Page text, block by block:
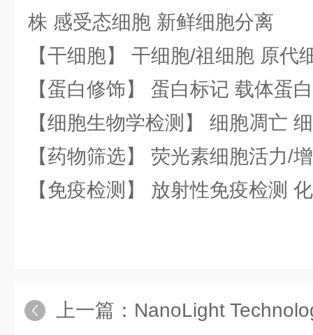
株 感受态细胞 新鲜细胞分离
【干细胞】 干细胞/祖细胞 原代
【蛋白修饰】 蛋白标记 载体蛋
【细胞生物学检测】 细胞凋亡
【药物筛选】 荧光素细胞活力/
【免疫检测】 放射性免疫检测
上一篇： NanoLight Technologies公司